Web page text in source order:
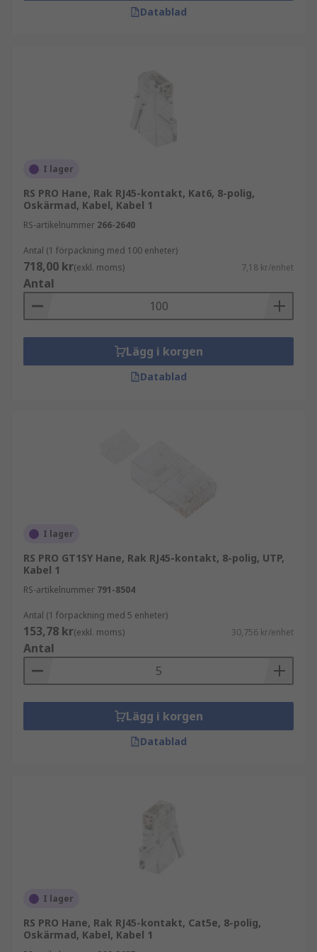
nätverkskontakt för din applikation. Utforska
Datablad
I lager
RS PRO Hane, Rak RJ45-kontakt, Kat6, 8-polig,
Oskärmad, Kabel, Kabel 1
RS-artikelnummer 266-2640
Antal (1 förpackning med 100 enheter)
718,00 kr(exkl. moms) 7,18 kr/enhet
Antal
Lägg i korgen
Datablad
I lager
RS PRO GT1SY Hane, Rak RJ45-kontakt, 8-polig, UTP,
Kabel 1
RS-artikelnummer 791-8504
Antal (1 förpackning med 5 enheter)
153,78 kr(exkl. moms) 30,756 kr/enhet
Antal
Lägg i korgen
Datablad
I lager
RS PRO Hane, Rak RJ45-kontakt, Cat5e, 8-polig,
Oskärmad, Kabel, Kabel 1